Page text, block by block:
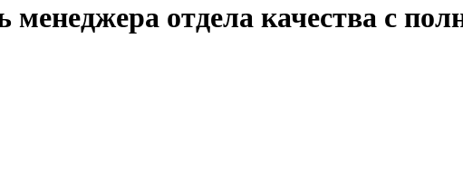
отдела качества с